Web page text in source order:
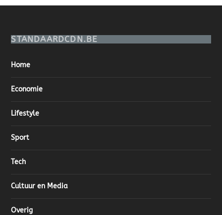
STANDAARDCDN.BE
Home
Economie
Lifestyle
Sport
Tech
Cultuur en Media
Overig